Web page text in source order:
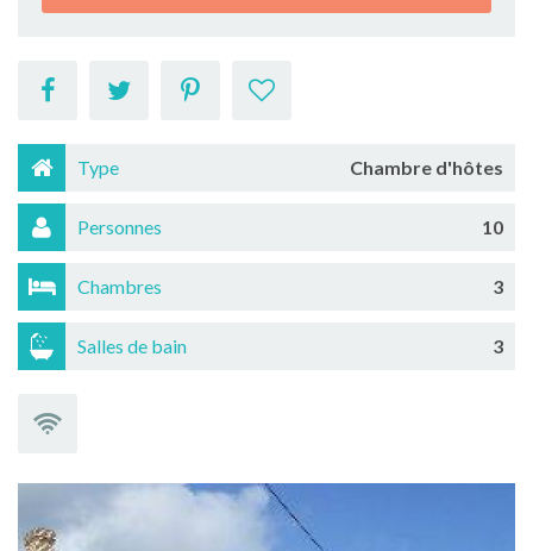
Type Chambre d'hôtes
Personnes 10
Chambres 3
Salles de bain 3